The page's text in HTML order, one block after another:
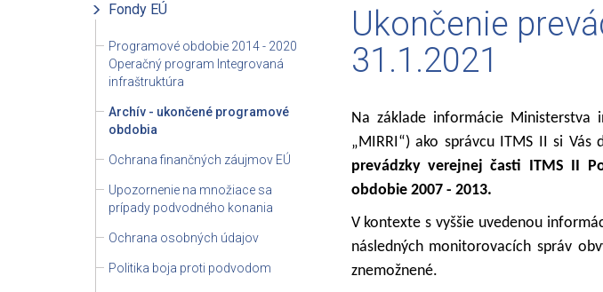
Fondy EÚ
Programové obdobie 2014 - 2020
Operačný program Integrovaná
infraštruktúra
Archív - ukončené programové
obdobia
Ochrana finančných záujmov EÚ
Upozornenie na množiace sa
prípady podvodného konania
Ochrana osobných údajov
Politika boja proti podvodom
Ukončenie
31.1.2021
Na základe informácie Ministerstva
„MIRRI“) ako správcu ITMS II si
prevádzky verejnej časti ITMS II
obdobie 2007 - 2013.
V kontexte s vyššie uvedenou
následných monitorovacích správ
znemožnené.